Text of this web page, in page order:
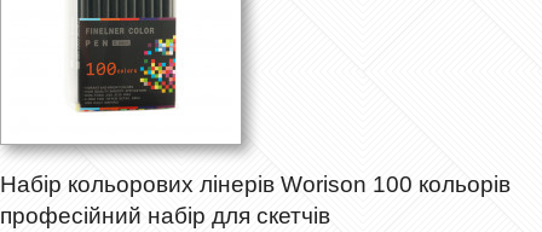
Набір кольорових лінерів Worison 100 кольорів
професійний набір для скетчів